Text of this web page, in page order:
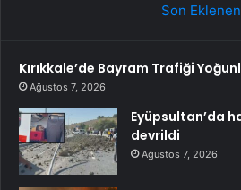
Son Eklenen
Kırıkkale’de Bayram Trafiği
Ağustos 7, 2026
Eyüpsultan’da
devrildi
Ağustos 7, 2026